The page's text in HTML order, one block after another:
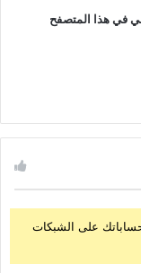
في هذا المتصفح
على الشبكات